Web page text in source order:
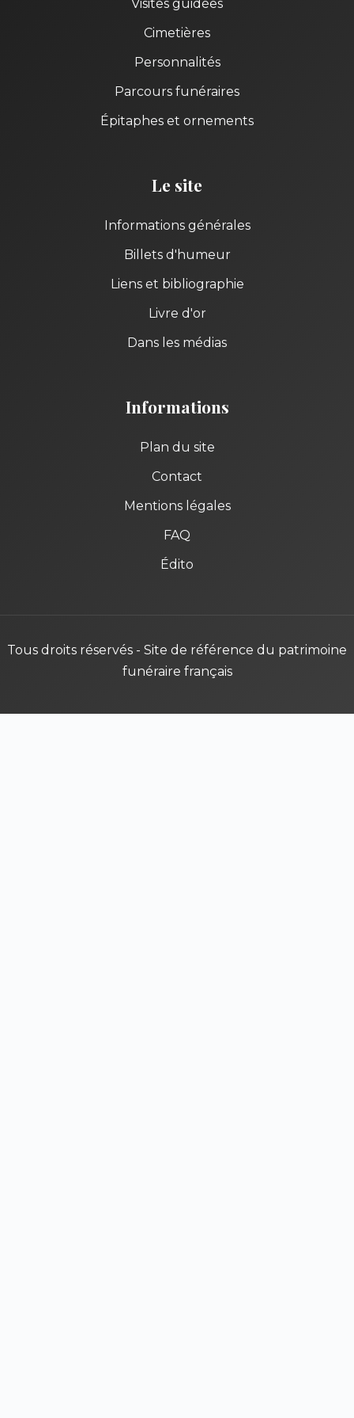
Visites guidées
Cimetières
Personnalités
Parcours funéraires
Épitaphes et ornements
Le site
Informations générales
Billets d'humeur
Liens et bibliographie
Livre d'or
Dans les médias
Informations
Plan du site
Contact
Mentions légales
FAQ
Édito
Tous droits réservés - Site de référence du patrimoine
funéraire français